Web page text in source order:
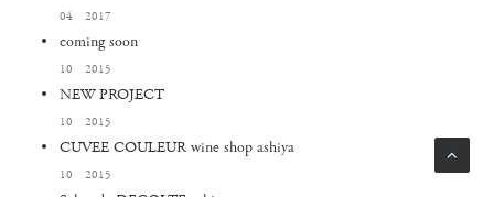
04 2017
coming soon
10 2015
NEW PROJECT
10 2015
CUVEE COULEUR wine shop ashiya
10 2015